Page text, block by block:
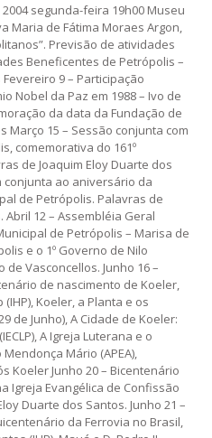
segunda-feira 19h00 Museu
Maria de Fátima Moraes Argon,
Previsão de atividades
Beneficentes de Petrópolis –
9 – Participação
Nobel da Paz em 1988 – Ivo de
da data da Fundação de
Março 15 – Sessão conjunta com
comemorativa do 161º
de Joaquim Eloy Duarte dos
conjunta ao aniversário da
de Petrópolis. Palavras de
Abril 12 – Assembléia Geral
de Petrópolis – Marisa de
e o 1º Governo de Nilo
de Vasconcellos. Junho 16 –
de nascimento de Koeler,
Koeler, a Planta e os
de Junho), A Cidade de Koeler:
A Igreja Luterana e o
Mendonça Mário (APEA),
Koeler Junho 20 – Bicentenário
Igreja Evangélica de Confissão
Duarte dos Santos. Junho 21 –
da Ferrovia no Brasil,